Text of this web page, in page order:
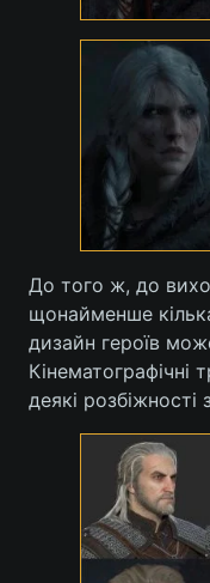
Тема оформлення
До того ж, до
щонайменше
дизайн героїв
деякі